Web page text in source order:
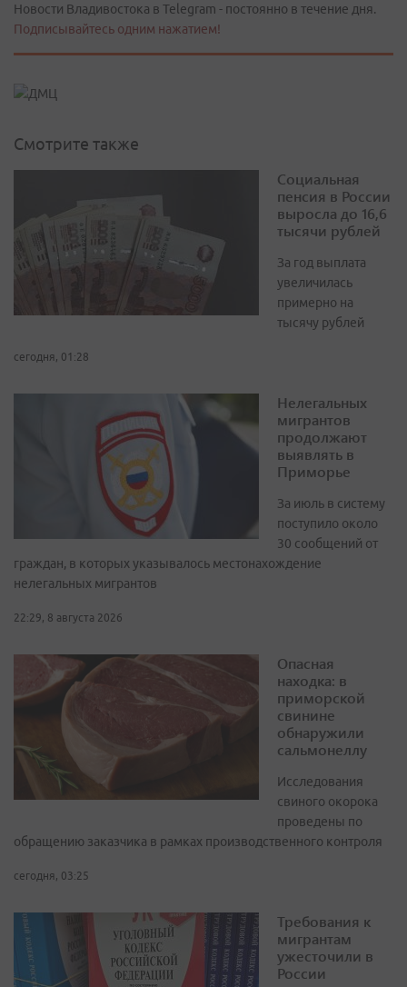
Новости Владивостока в Telegram - постоянно в течение дня.
Подписывайтесь одним нажатием!
Смотрите также
Социальная
пенсия в России
выросла до 16,6
тысячи рублей
За год выплата
увеличилась
примерно на
тысячу рублей
сегодня, 01:28
Нелегальных
мигрантов
продолжают
выявлять в
Приморье
За июль в систему
поступило около
30 сообщений от
граждан, в которых указывалось местонахождение
нелегальных мигрантов
22:29, 8 августа 2026
Опасная
находка: в
приморской
свинине
обнаружили
сальмонеллу
Исследования
свиного окорока
проведены по
обращению заказчика в рамках производственного контроля
сегодня, 03:25
Требования к
мигрантам
ужесточили в
России